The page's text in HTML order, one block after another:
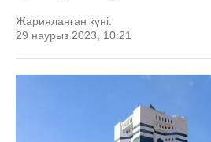
Жарияланған күні:
29 наурыз 2023, 10:21